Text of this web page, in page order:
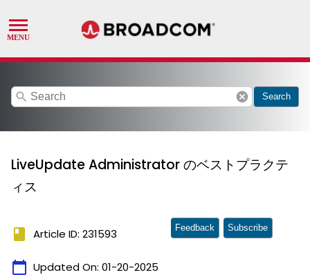
search cancel Search
LiveUpdate Administrator のベストプラクテ
ィス
book Article ID: 231593
calendar_today Updated On: 01-20-2025
Feedback Subscribe